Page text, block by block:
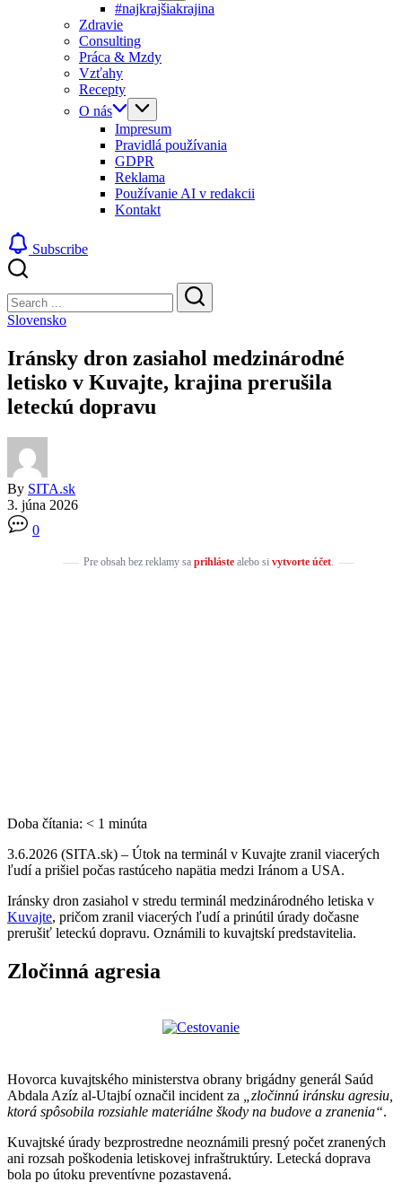
#najkrajšiakrajina
Zdravie
Consulting
Práca & Mzdy
Vzťahy
Recepty
O nás
Impresum
Pravidlá používania
GDPR
Reklama
Používanie AI v redakcii
Kontakt
Subscribe
Search
Search
Slovensko
Iránsky dron zasiahol medzinárodné
letisko v Kuvajte, krajina prerušila
leteckú dopravu
By SITA.sk
3. júna 2026
0
Pre obsah bez reklamy sa prihlástealebo si vytvorte účet.
Doba čítania: < 1 minúta
3.6.2026 (SITA.sk) – Útok na terminál v Kuvajte zranil viacerých
ľudí a prišiel počas rastúceho napätia medzi Iránom a USA.
Iránsky dron zasiahol v stredu terminál medzinárodného letiska v
Kuvajte, pričom zranil viacerých ľudí a prinútil úrady dočasne
prerušiť leteckú dopravu. Oznámili to kuvajtskí predstavitelia.
Zločinná agresia
Hovorca kuvajtského ministerstva obrany brigádny generál Saúd
Abdala Azíz al-Utajbí označil incident za
„zločinnú iránsku agresiu,
ktorá spôsobila rozsiahle materiálne škody na budove a zranenia“.
Kuvajtské úrady bezprostredne neoznámili presný počet zranených
ani rozsah poškodenia letiskovej infraštruktúry. Letecká doprava
bola po útoku preventívne pozastavená.